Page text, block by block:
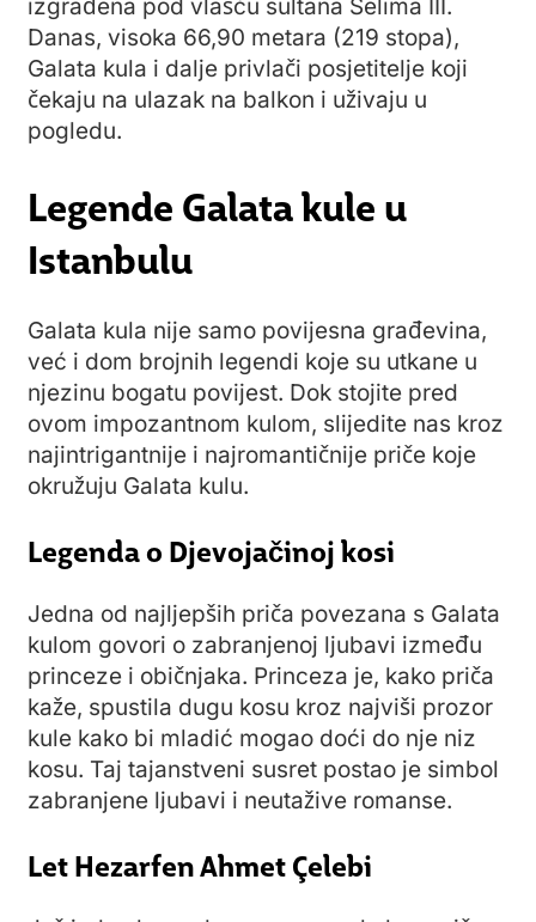
izgrađena pod vlašću sultana Selima III.
Danas, visoka 66,90 metara (219 stopa),
Galata kula i dalje privlači posjetitelje koji
čekaju na ulazak na balkon i uživaju u
pogledu.
Legende Galata kule u
Istanbulu
Galata kula nije samo povijesna građevina,
već i dom brojnih legendi koje su utkane u
njezinu bogatu povijest. Dok stojite pred
ovom impozantnom kulom, slijedite nas kroz
najintrigantnije i najromantičnije priče koje
okružuju Galata kulu.
Legenda o Djevojačinoj kosi
Jedna od najljepših priča povezana s Galata
kulom govori o zabranjenoj ljubavi između
princeze i običnjaka. Princeza je, kako priča
kaže, spustila dugu kosu kroz najviši prozor
kule kako bi mladić mogao doći do nje niz
kosu. Taj tajanstveni susret postao je simbol
zabranjene ljubavi i neutažive romanse.
Let Hezarfen Ahmet Çelebi